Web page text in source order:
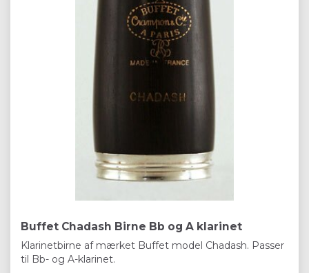
Buffet Chadash Birne Bb og A klarinet
Klarinetbirne af mærket Buffet model Chadash. Passer
til Bb- og A-klarinet.